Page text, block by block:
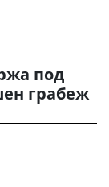
под
грабеж